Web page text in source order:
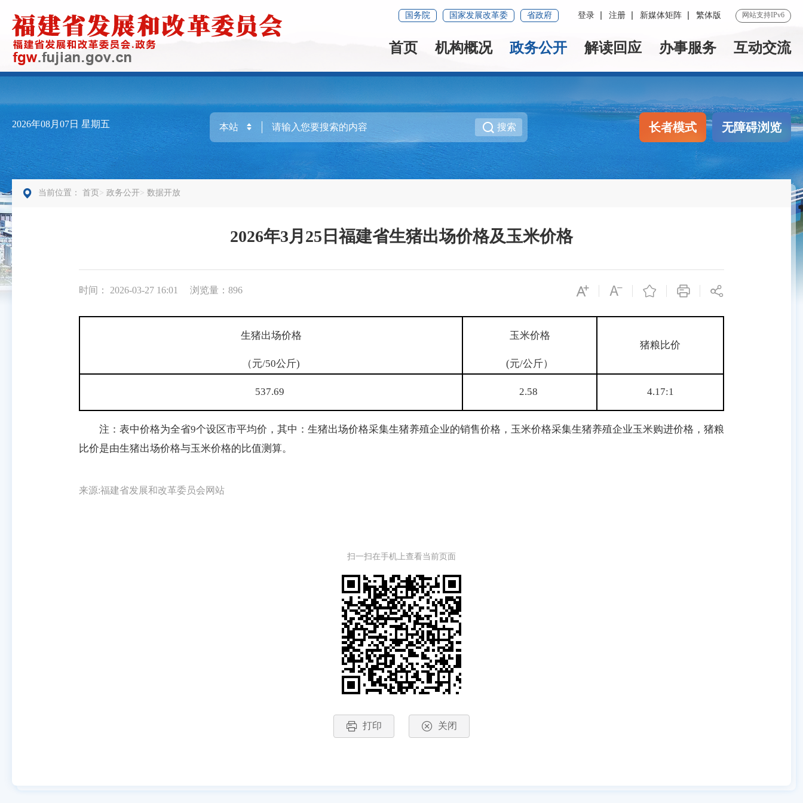
国务院 国家发展改革委 省政府 登录 注册 新媒体矩阵 繁体版 网站支持IPv6
首页 机构概况 政务公开 解读回应 办事服务 互动交流
2026年08月07日 星期五 搜索 长者模式 无障碍浏览
当前位置： 首页 政务公开 数据开放
2026年3月25日福建省生猪出场价格及玉米价格
时间： 2026-03-27 16:01 浏览量：896
生猪出场价格
（元/50公斤)
玉米价格
(元/公斤）
猪粮比价
537.69 2.58 4.17:1
注：表中价格为全省9个设区市平均价，其中：生猪出场价格采集生猪养殖企业的销售价格，玉米价格采集生猪养殖企业玉米购进价格，猪粮
比价是由生猪出场价格与玉米价格的比值测算。
来源:福建省发展和改革委员会网站
扫一扫在手机上查看当前页面
打印 关闭